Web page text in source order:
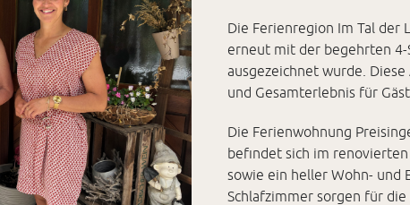
Die Ferienregion Im Tal der
erneut mit der begehrten 4-
ausgezeichnet wurde.
und Gesamterlebnis für
Die Ferienwohnung
befindet sich im renovierten
sowie ein heller Wohn- und
Schlafzimmer sorgen für